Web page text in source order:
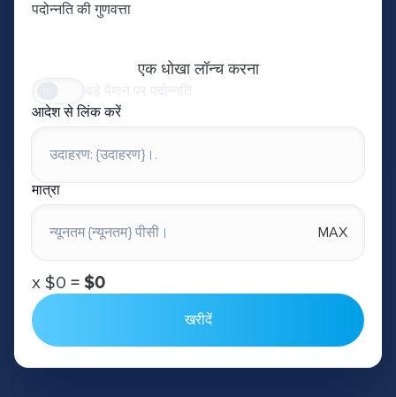
पदोन्नति की गुणवत्ता
एक धोखा लॉन्च करना
आदेश से लिंक करें
मात्रा
MAX
х $0 = $0
खरीदें